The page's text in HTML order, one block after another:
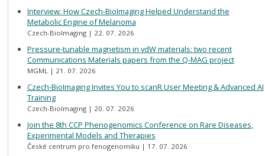
Interview: How Czech-BioImaging Helped Understand the
Metabolic Engine of Melanoma
Czech-BioImaging 22. 07. 2026
Pressure-tunable magnetism in vdW materials: two recent
Communications Materials papers from the Q-MAG project
MGML 21. 07. 2026
Czech-BioImaging Invites You to scanR User Meeting & Advanced AI
Training
Czech-BioImaging 20. 07. 2026
Join the 8th CCP Phenogenomics Conference on Rare Diseases,
Experimental Models and Therapies
České centrum pro fenogenomiku 17. 07. 2026